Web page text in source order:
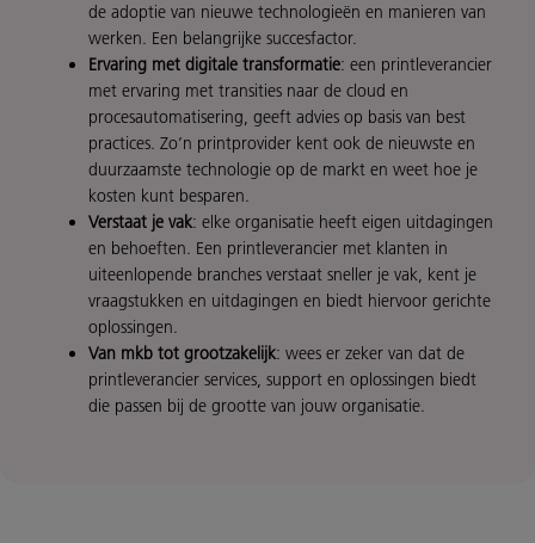
de adoptie van nieuwe technologieën en manieren van
werken. Een belangrijke succesfactor.
Ervaring met digitale transformatie: een printleverancier
met ervaring met transities naar de cloud en
procesautomatisering, geeft advies op basis van best
practices. Zo’n printprovider kent ook de nieuwste en
duurzaamste technologie op de markt en weet hoe je
kosten kunt besparen.
Verstaat je vak: elke organisatie heeft eigen uitdagingen
en behoeften. Een printleverancier met klanten in
uiteenlopende branches verstaat sneller je vak, kent je
vraagstukken en uitdagingen en biedt hiervoor gerichte
oplossingen.
Van mkb tot grootzakelijk: wees er zeker van dat de
printleverancier services, support en oplossingen biedt
die passen bij de grootte van jouw organisatie.